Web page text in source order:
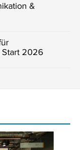
&
Start 2026